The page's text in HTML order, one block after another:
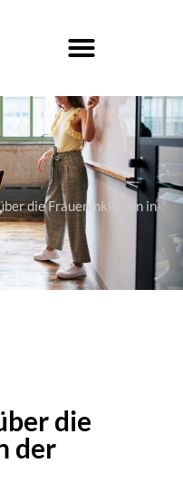
die Fraueninklusion in
die
der